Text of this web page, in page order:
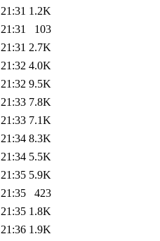
1.2K
103
2.7K
4.0K
9.5K
7.8K
7.1K
8.3K
5.5K
5.9K
423
1.8K
1.9K